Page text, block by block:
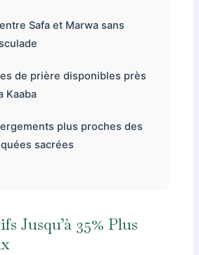
entre Safa et Marwa sans
de prière disponibles près
Kaaba
plus proches des
sacrées
Jusqu’à 35% Plus